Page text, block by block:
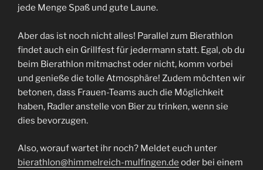
jede Menge Spaß und gute Laune.
Aber das ist noch nicht alles! Parallel zum Bierathlon
findet auch ein Grillfest für jedermann statt. Egal, ob du
beim Bierathlon mitmachst oder nicht, komm vorbei
und genieße die tolle Atmosphäre! Zudem möchten wir
betonen, dass Frauen-Teams auch die Möglichkeit
haben, Radler anstelle von Bier zu trinken, wenn sie
dies bevorzugen.
Also, worauf wartet ihr noch? Meldet euch unter
bierathlon@himmelreich-mulfingen.de oder bei einem